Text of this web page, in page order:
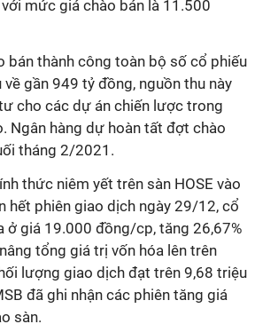
mức giá chào bán là 11.500
bán thành công toàn bộ số cổ phiếu
về gần 949 tỷ đồng, nguồn thu này
cho các dự án chiến lược trong
Ngân hàng dự hoàn tất đợt chào
tháng 2/2021.
thức niêm yết trên sàn HOSE vào
hết phiên giao dịch ngày 29/12, cổ
ở giá 19.000 đồng/cp, tăng 26,67%
tổng giá trị vốn hóa lên trên
lượng giao dịch đạt trên 9,68 triệu
đã ghi nhận các phiên tăng giá
sàn.